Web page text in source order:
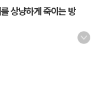
상냥하게 죽이는 방